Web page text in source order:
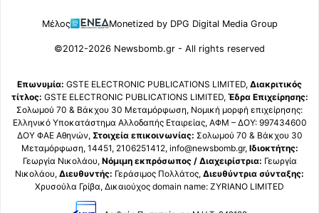
Μέλος Monetized by DPG Digital Media Group
©2012-2026 Newsbomb.gr - All rights reserved
Επωνυμία: GSTE ELECTRONIC PUBLICATIONS LIMITED, Διακριτικός
τίτλος: GSTE ELECTRONIC PUBLICATIONS LIMITED, Έδρα Επιχείρησης:
Σολωμού 70 & Βάκχου 30 Μεταμόρφωση, Νομική μορφή επιχείρησης:
Ελληνικό Υποκατάστημα Αλλοδαπής Εταιρείας, ΑΦΜ – ΔΟΥ: 997434600
ΔΟΥ ΦΑΕ Αθηνών, Στοιχεία επικοινωνίας: Σολωμού 70 & Βάκχου 30
Μεταμόρφωση, 14451, 2106251412, info@newsbomb.gr, Ιδιοκτήτης:
Γεωργία Νικολάου, Νόμιμη εκπρόσωπος / Διαχειρίστρια: Γεωργία
Νικολάου, Διευθυντής: Γεράσιμος Πολλάτος, Διευθύντρια σύνταξης:
Χρυσούλα Γρίβα, Δικαιούχος domain name: ZYRIANO LIMITED